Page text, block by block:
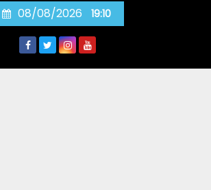
08/08/2026 19:10